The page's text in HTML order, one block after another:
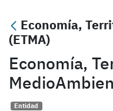
Economía,
(ETMA)
Economía,
Entidad